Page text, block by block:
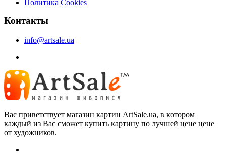
Политика Cookies
Контакты
info@artsale.ua
Вас приветствует магазин картин ArtSale.ua, в котором
каждый из Вас сможет купить картину по лучшей цене цене
от художников.